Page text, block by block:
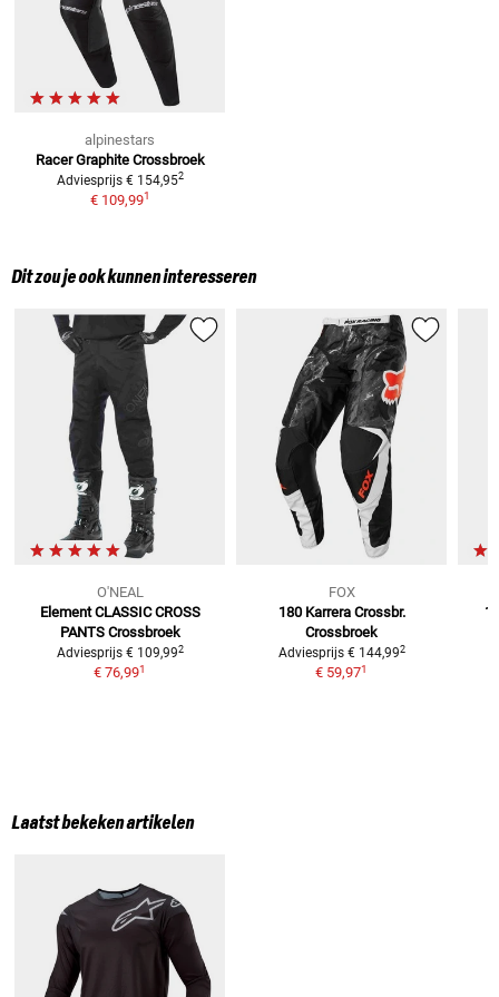
alpinestars
Racer Graphite Crossbroek
Adviesprijs € 154,952
€ 109,991
Dit zou je ook kunnen interesseren
O'NEAL
Element CLASSIC CROSS
PANTS Crossbroek
Adviesprijs € 109,992
€ 76,991
FOX
180 Karrera Crossbr.
Crossbroek
Adviesprijs € 144,992
€ 59,971
Laatst bekeken artikelen